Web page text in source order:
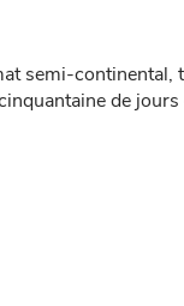
semi-continental,
de jours